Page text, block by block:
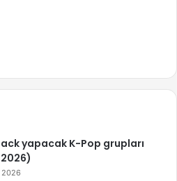
yapacak K-Pop grupları
2026